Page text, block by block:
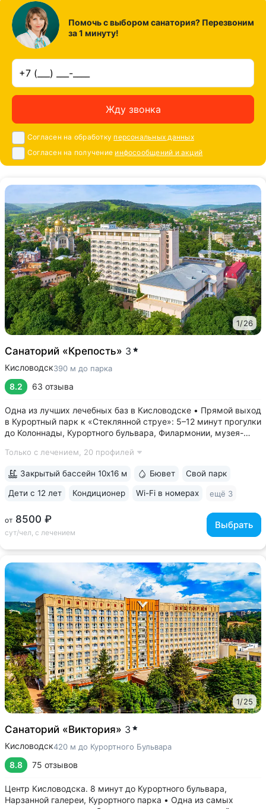
Помочь с выбором санатория? Перезвоним
за 1 минуту!
Жду звонка
Согласен на обработку персональных данных
Согласен на получение инфосообщений и акций
1/26
Санаторий «Крепость» 3
Кисловодск390 м до парка
8.2 63 отзыва
Одна из лучших лечебных баз в Кисловодске • Прямой выход
в Курортный парк к «Стеклянной струе»: 5–12 минут прогулки
до Колоннады, Курортного бульвара, Филармонии, музея-
курортов: «Ессентуки-4» и «Славяновская» (Железноводск).
Только с лечением, 20 профилей
от 8500 ₽
сут/чел, с лечением
Выбрать
Закрытый бассейн 10х16 м Бювет Свой парк
Дети с 12 лет Кондиционер Wi-Fi в номерах ещё 3
1/25
Санаторий «Виктория» 3
Кисловодск420 м до Курортного Бульвара
8.8 75 отзывов
Центр Кисловодска. 8 минут до Курортного бульвара,
Нарзанной галереи, Курортного парка • Одна из самых